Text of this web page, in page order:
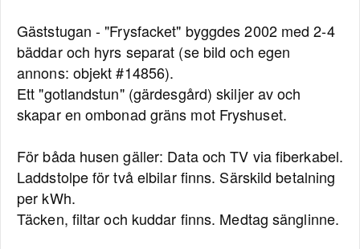
Gäststugan - "Frysfacket" byggdes 2002 med 2-4
bäddar och hyrs separat (se bild och egen
annons: objekt #14856).
Ett "gotlandstun" (gärdesgård) skiljer av och
skapar en ombonad gräns mot Fryshuset.
För båda husen gäller: Data och TV via fiberkabel.
Laddstolpe för två elbilar finns. Särskild betalning
per kWh.
Täcken, filtar och kuddar finns. Medtag sänglinne.